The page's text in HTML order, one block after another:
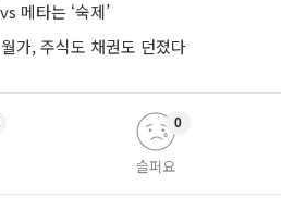
메타는 ‘숙제’
가, 주식도 채권도 던졌다
슬퍼요
0